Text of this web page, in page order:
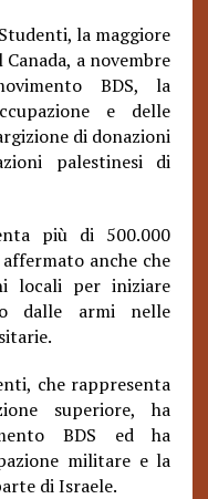
la maggiore
a novembre
BDS, la
e delle
di donazioni
palestinesi di
più di 500.000
anche che
locali per iniziare
dalle armi nelle
che rappresenta
superiore, ha
BDS ed ha
militare e la
di Israele.